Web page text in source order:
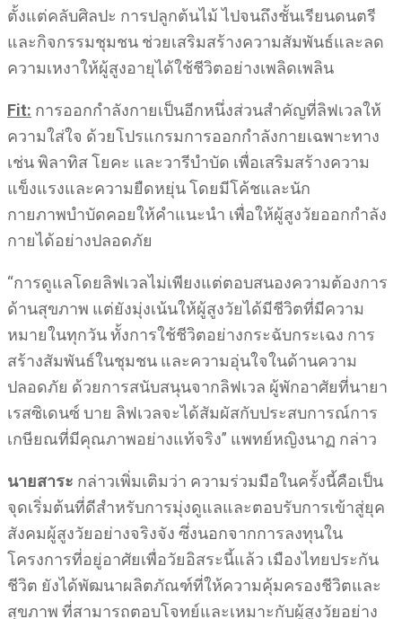
ตั้งแต่คลับศิลปะ การปลูกต้นไม้ ไปจนถึงชั้นเรียนดนตรี
และกิจกรรมชุมชน ช่วยเสริมสร้างความสัมพันธ์และลด
ความเหงาให้ผู้สูงอายุได้ใช้ชีวิตอย่างเพลิดเพลิน
Fit: การออกกำลังกายเป็นอีกหนึ่งส่วนสำคัญที่ลิฟเวลให้
ความใส่ใจ ด้วยโปรแกรมการออกกำลังกายเฉพาะทาง
เช่น พิลาทิส โยคะ และวารีบำบัด เพื่อเสริมสร้างความ
แข็งแรงและความยืดหยุ่น โดยมีโค้ชและนัก
กายภาพบำบัดคอยให้คำแนะนำ เพื่อให้ผู้สูงวัยออกกำลัง
กายได้อย่างปลอดภัย
“การดูแลโดยลิฟเวลไม่เพียงแต่ตอบสนองความต้องการ
ด้านสุขภาพ แต่ยังมุ่งเน้นให้ผู้สูงวัยได้มีชีวิตที่มีความ
หมายในทุกวัน ทั้งการใช้ชีวิตอย่างกระฉับกระเฉง การ
สร้างสัมพันธ์ในชุมชน และความอุ่นใจในด้านความ
ปลอดภัย ด้วยการสนับสนุนจากลิฟเวล ผู้พักอาศัยที่นายา
เรสซิเดนซ์ บาย ลิฟเวลจะได้สัมผัสกับประสบการณ์การ
เกษียณที่มีคุณภาพอย่างแท้จริง” แพทย์หญิงนาฏ กล่าว
นายสาระ กล่าวเพิ่มเติมว่า ความร่วมมือในครั้งนี้คือเป็น
จุดเริ่มต้นที่ดีสำหรับการมุ่งดูแลและตอบรับการเข้าสู่ยุค
สังคมผู้สูงวัยอย่างจริงจัง ซึ่งนอกจากการลงทุนใน
โครงการที่อยู่อาศัยเพื่อวัยอิสระนี้แล้ว เมืองไทยประกัน
ชีวิต ยังได้พัฒนาผลิตภัณฑ์ที่ให้ความคุ้มครองชีวิตและ
สุขภาพ ที่สามารถตอบโจทย์และเหมาะกับผู้สูงวัยอย่าง